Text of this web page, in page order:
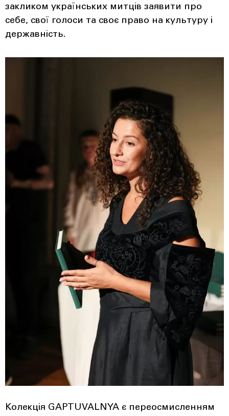
закликом українських митців заявити про
себе, свої голоси та своє право на культуру і
державність.
Колекція GAPTUVALNYA є переосмисленням